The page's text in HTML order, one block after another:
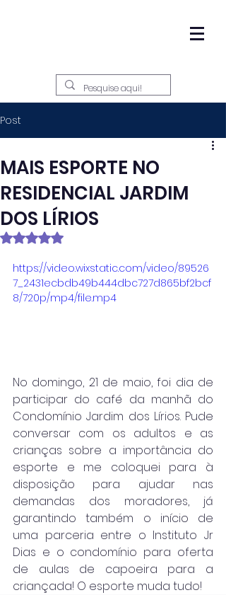
Post
MAIS ESPORTE NO
RESIDENCIAL JARDIM
DOS LÍRIOS
Avaliado com NaN de 5 estrelas.
https://video.wixstatic.com/video/89526
7_2431ecbdb49b444dbc727d865bf2bcf
8/720p/mp4/file.mp4
No domingo, 21 de maio, foi dia de
participar do café da manhã do
Condomínio Jardim dos Lírios. Pude
conversar com os adultos e as
crianças sobre a importância do
esporte e me coloquei para à
disposição para ajudar nas
demandas dos moradores, já
garantindo também o início de
uma parceria entre o Instituto Jr
Dias e o condomínio para oferta
de aulas de capoeira para a
criançada! O esporte muda tudo!